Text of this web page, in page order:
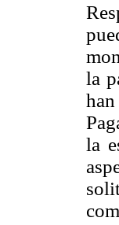
la
la